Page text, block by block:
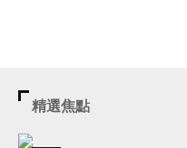
精選焦點